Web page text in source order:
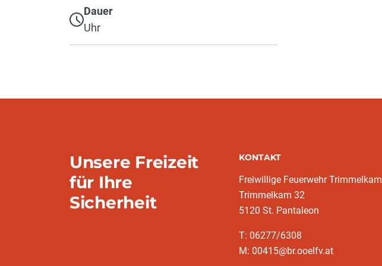
Dauer
Uhr
Unsere Freizeit
für Ihre
Sicherheit
KONTAKT
Freiwillige Feuerwehr Trimmelkam
Trimmelkam 32
5120 St. Pantaleon
T: 06277/6308
M: 00415@br.ooelfv.at